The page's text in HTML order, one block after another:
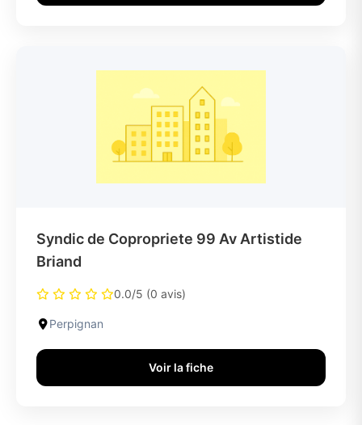
Syndic de Copropriete 99 Av Artistide
Briand
0.0/5 (0 avis)
Perpignan
Voir la fiche